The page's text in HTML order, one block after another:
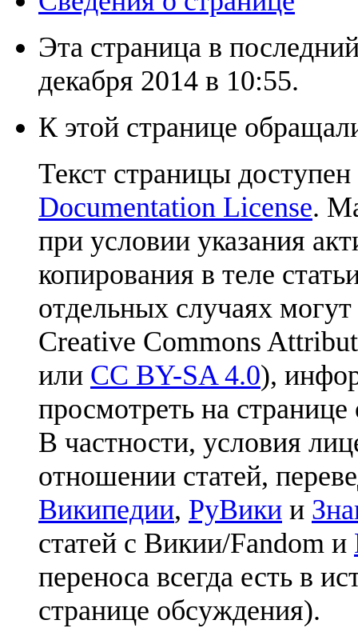
Эта страница в
декабря 2014 в 10:55.
К этой странице
Текст страницы
Documentation License.
при условии указания
копирования в теле
отдельных случаях
Creative Commons
или CC BY-SA 4.0),
просмотреть на
В частности, условия
отношении статей,
Википедии, РуВики и
статей с Викии/Fandom и
переноса всегда есть в
странице обсуждения).